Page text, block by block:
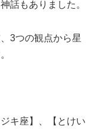
話もありました。
3つの観点から星
キ座】、【とけい